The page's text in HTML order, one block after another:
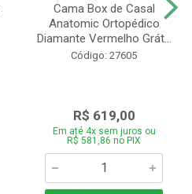
Cama Box de Casal
Anatomic Ortopédico
Diamante Vermelho Grát...
Código: 27605
R$ 619,00
Em até 4x sem juros ou
R$ 581,86 no PIX